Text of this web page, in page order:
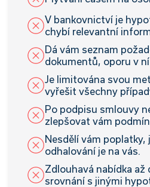
V bankovnictví je
chybí relevantní
Dá vám seznam
dokumentů, oporu v
Je limitována svou
vyřešit všechny
Po podpisu smlouvy
zlepšovat vám
Nesdělí vám
odhalování je na vás.
Zdlouhavá nabídka až
srovnání s jinými